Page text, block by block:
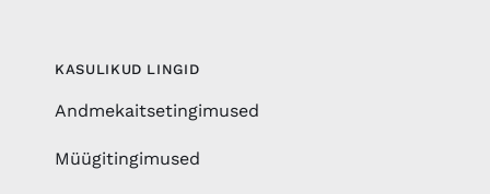
KASULIKUD LINGID
Andmekaitsetingimused
Müügitingimused